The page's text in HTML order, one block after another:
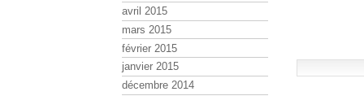
avril 2015
mars 2015
février 2015
janvier 2015
décembre 2014